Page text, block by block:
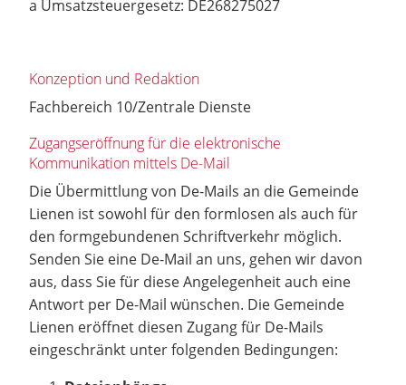
a Umsatzsteuergesetz: DE268275027
Konzeption und Redaktion
Fachbereich 10/Zentrale Dienste
Zugangseröffnung für die elektronische
Kommunikation mittels De-Mail
Die Übermittlung von De-Mails an die Gemeinde
Lienen ist sowohl für den formlosen als auch für
den formgebundenen Schriftverkehr möglich.
Senden Sie eine De-Mail an uns, gehen wir davon
aus, dass Sie für diese Angelegenheit auch eine
Antwort per De-Mail wünschen. Die Gemeinde
Lienen eröffnet diesen Zugang für De-Mails
eingeschränkt unter folgenden Bedingungen: